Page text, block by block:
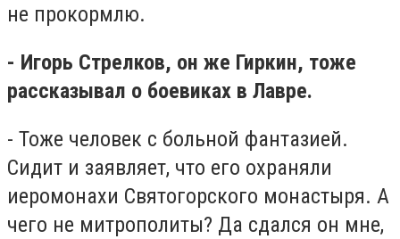
не прокормлю.
- Игорь Стрелков, он же Гиркин, тоже
рассказывал о боевиках в Лавре.
- Тоже человек с больной фантазией.
Сидит и заявляет, что его охраняли
иеромонахи Святогорского монастыря. А
чего не митрополиты? Да сдался он мне,